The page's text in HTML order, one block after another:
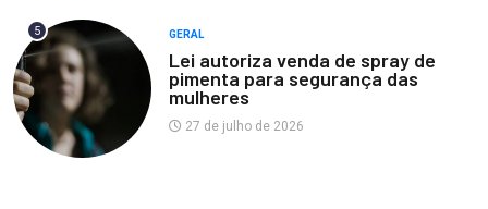
5 GERAL
Lei autoriza venda de spray de
pimenta para segurança das
mulheres
27 de julho de 2026